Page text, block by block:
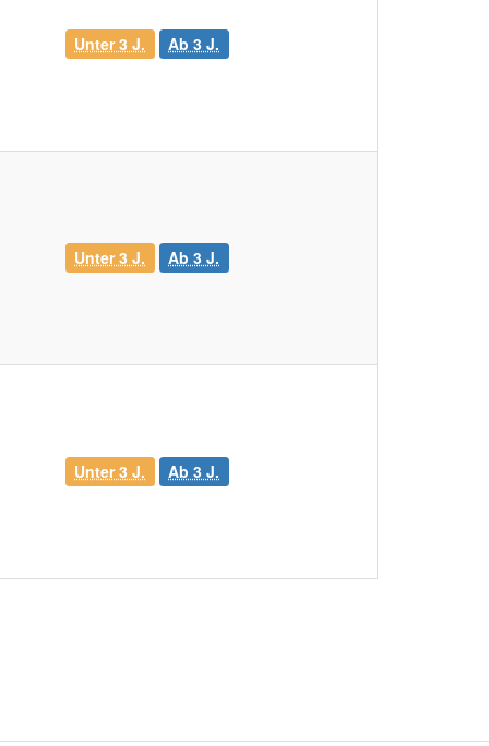
Unter 3 J. Ab 3 J.
Unter 3 J. Ab 3 J.
Unter 3 J. Ab 3 J.